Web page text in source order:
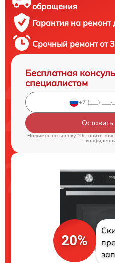
обращения
Гарантия на ремонт
Срочный ремонт от
Бесплатная
специалистом
Нажимая на кнопку "Оставить
20%